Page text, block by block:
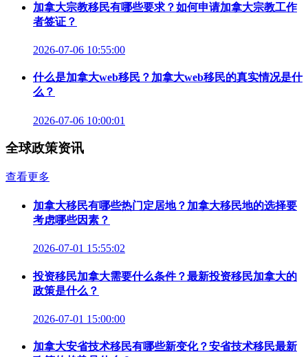
加拿大宗教移民有哪些要求？如何申请加拿大宗教工作
者签证？
2026-07-06 10:55:00
什么是加拿大web移民？加拿大web移民的真实情况是什
么？
2026-07-06 10:00:01
全球政策资讯
查看更多
加拿大移民有哪些热门定居地？加拿大移民地的选择要
考虑哪些因素？
2026-07-01 15:55:02
投资移民加拿大需要什么条件？最新投资移民加拿大的
政策是什么？
2026-07-01 15:00:00
加拿大安省技术移民有哪些新变化？安省技术移民最新